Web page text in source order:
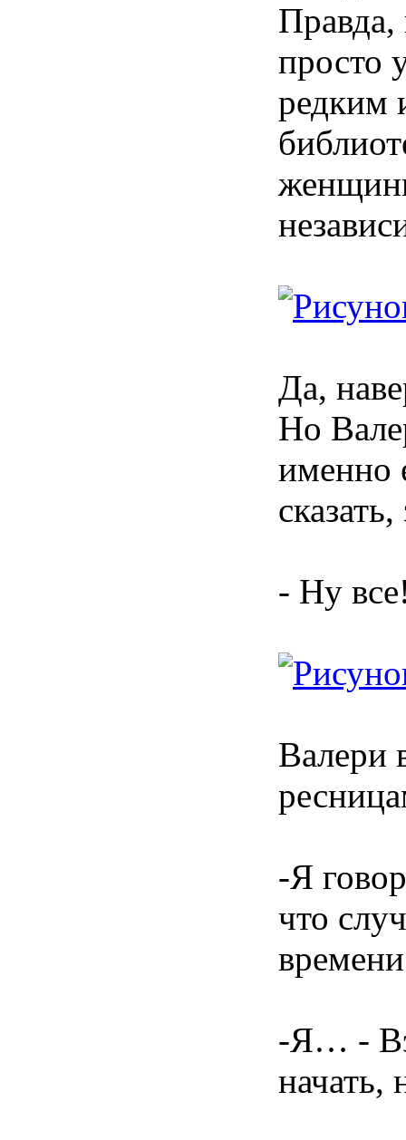
Правда,
просто
редким
Да,
Но
именно
- Ну
Валери
-Я
что
-Я… -
начать,